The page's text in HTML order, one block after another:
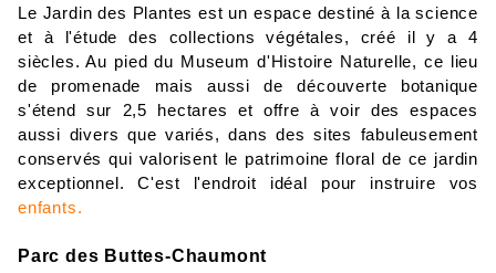
Le Jardin des Plantes est un espace destiné à la science
et à l'étude des collections végétales, créé il y a 4
siècles. Au pied du Museum d'Histoire Naturelle, ce lieu
de promenade mais aussi de découverte botanique
s'étend sur 2,5 hectares et offre à voir des espaces
aussi divers que variés, dans des sites fabuleusement
conservés qui valorisent le patrimoine floral de ce jardin
exceptionnel. C'est l'endroit idéal pour instruire vos
enfants.
Parc des Buttes-Chaumont